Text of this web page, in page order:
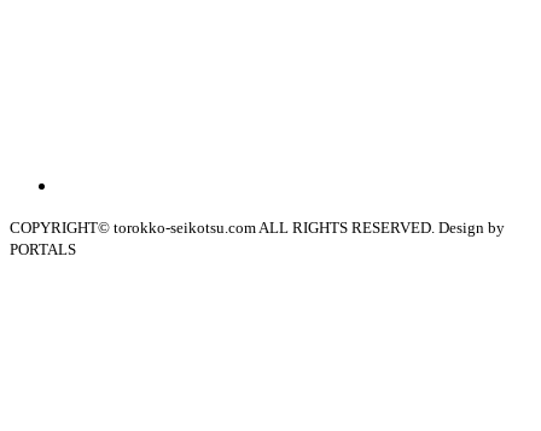
COPYRIGHT© torokko-seikotsu.com ALL RIGHTS RESERVED. Design by
PORTALS